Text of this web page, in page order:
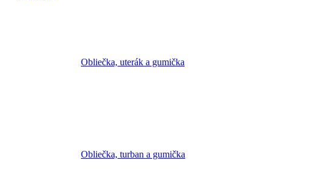
Obliečka, uterák a gumička
Obliečka, turban a gumička